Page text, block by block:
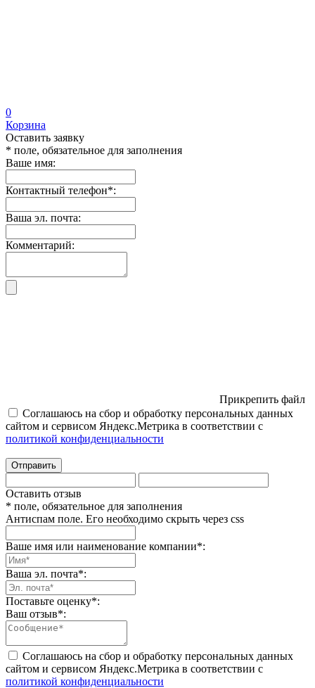
0
Корзина
Оставить заявку
* поле, обязательное для заполнения
Ваше имя:
Контактный телефон*:
Ваша эл. почта:
Комментарий:
Прикрепить файл
Соглашаюсь на сбор и обработку персональных данных
сайтом и сервисом Яндекс.Метрика в соответствии с
политикой конфиденциальности
Отправить
Оставить отзыв
* поле, обязательное для заполнения
Антиспам поле. Его необходимо скрыть через css
Ваше имя или наименование компании*:
Ваша эл. почта*:
Поставьте оценку*:
Ваш отзыв*:
Соглашаюсь на сбор и обработку персональных данных
сайтом и сервисом Яндекс.Метрика в соответствии с
политикой конфиденциальности